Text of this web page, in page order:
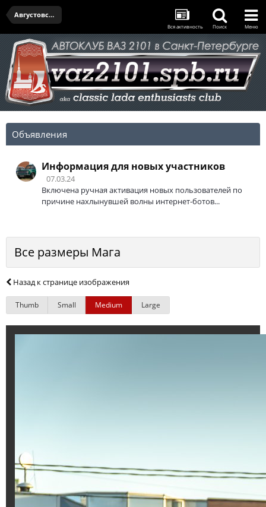
Августовская встреча - 14.08.2025
Вся активность Поиск Меню
Объявления
Информация для новых участников
07.03.24
Включена ручная активация новых пользователей по
причине нахлынувшей волны интернет-ботов...
Все размеры Мага
Назад к странице изображения
Thumb Small Medium Large